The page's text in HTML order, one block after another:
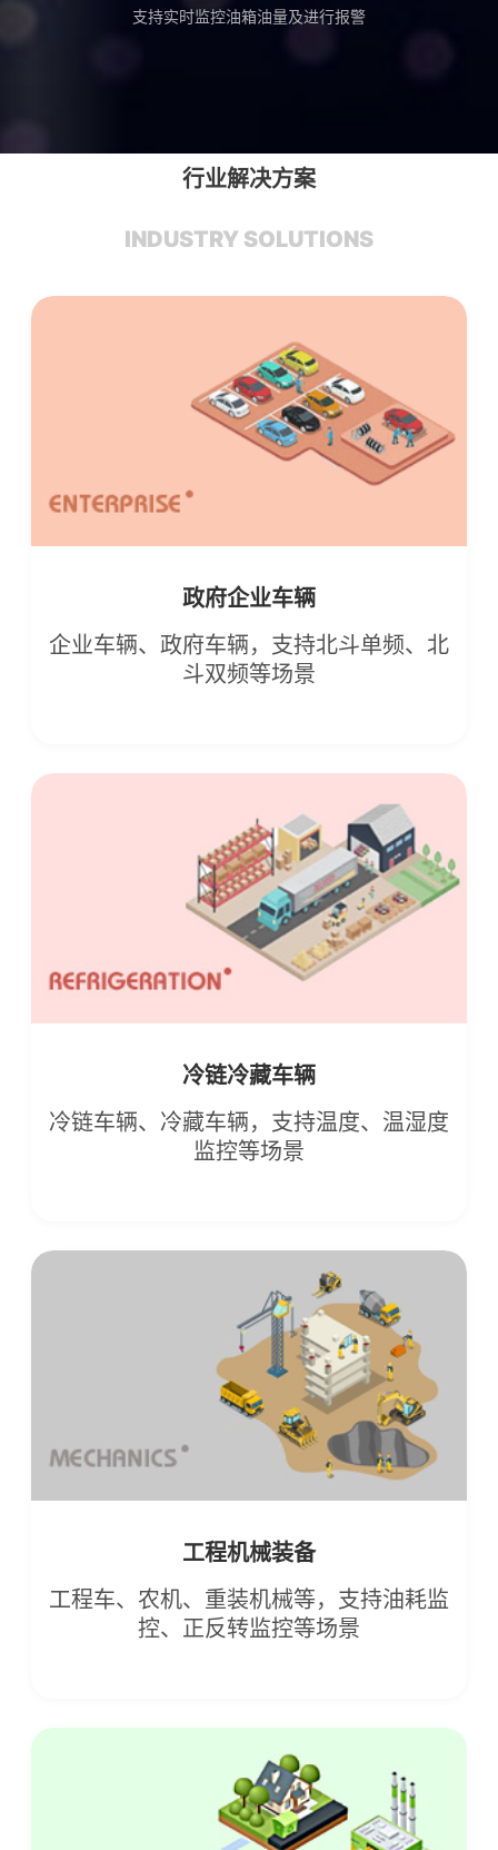
支持实时监控油箱油量及进行报警
行业解决方案
INDUSTRY SOLUTIONS
政府企业车辆
企业车辆、政府车辆，支持北斗单频、北
斗双频等场景
冷链冷藏车辆
冷链车辆、冷藏车辆，支持温度、温湿度
监控等场景
工程机械装备
工程车、农机、重装机械等，支持油耗监
控、正反转监控等场景